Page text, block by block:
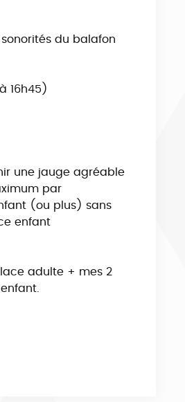
du balafon
16h45)
une jauge agréable
par
(ou plus) sans
enfant
adulte + mes 2